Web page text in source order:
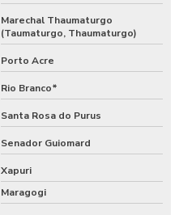
Marechal Thaumaturgo
(Taumaturgo, Thaumaturgo)
Porto Acre
Rio Branco*
Santa Rosa do Purus
Senador Guiomard
Xapuri
Maragogi